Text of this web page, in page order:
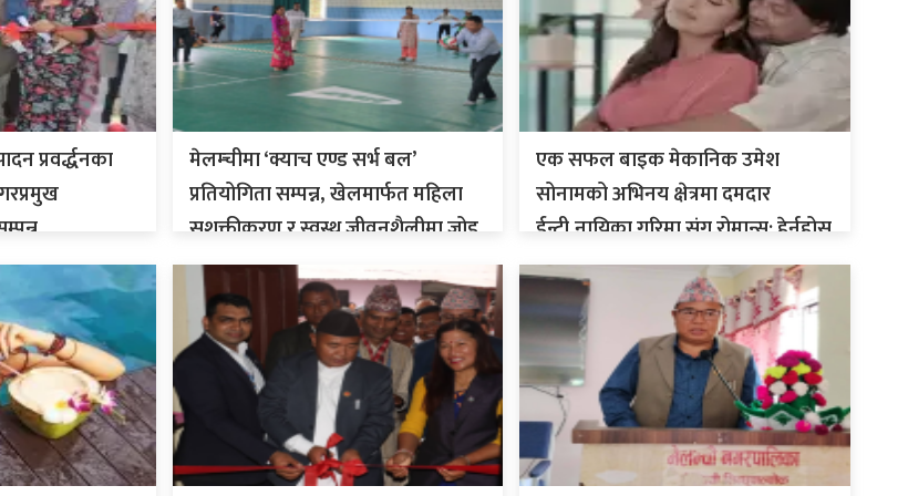
प्रवर्द्धनका
मेलम्चीमा ‘क्याच एण्ड सर्भ बल’
प्रतियोगिता सम्पन्न, खेलमार्फत महिला
सशक्तीकरण र स्वस्थ जीवनशैलीमा जोड
एक सफल बाइक मेकानिक उमेश
सोनामको अभिनय क्षेत्रमा दमदार
ईन्ट्री,नायिका गरिमा संग रोमान्स: हेर्नुहोस
भिडियो ।